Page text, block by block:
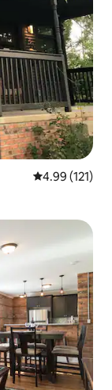
Calificación
4.99 (121)